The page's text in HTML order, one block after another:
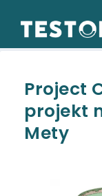
Project
projekt
Mety